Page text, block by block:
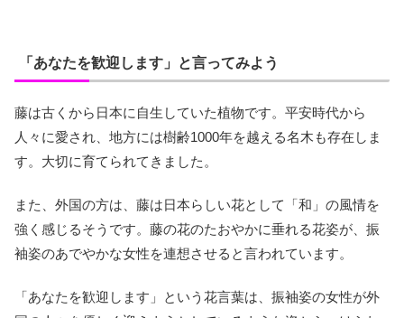
「あなたを歓迎します」と言ってみよう
藤は古くから日本に自生していた植物です。平安時代から
人々に愛され、地方には樹齢1000年を越える名木も存在しま
す。大切に育てられてきました。
また、外国の方は、藤は日本らしい花として「和」の風情を
強く感じるそうです。藤の花のたおやかに垂れる花姿が、振
袖姿のあでやかな女性を連想させると言われています。
「あなたを歓迎します」という花言葉は、振袖姿の女性が外